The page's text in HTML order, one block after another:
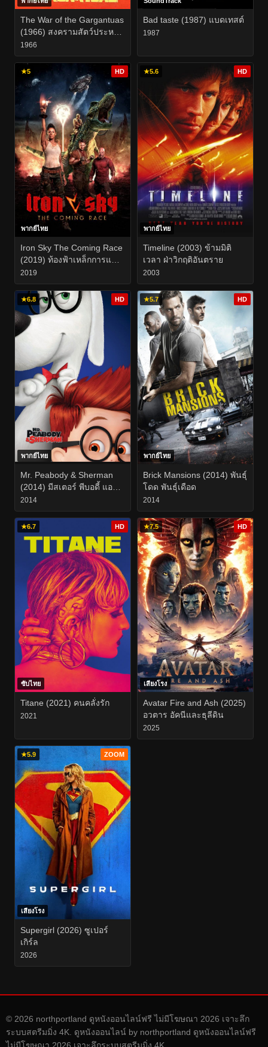
The War of the Gargantuas
(1966) สงครามสัตว์ประหลา
ดแฟรงเกนสไตน์
1966
Bad taste (1987) แบดเทสต์
1987
★5 HD
พากย์ไทย
Iron Sky The Coming Race
(2019) ท้องฟ้าเหล็กการแข่ง
ขันที่กําลังจะมาถึง
2019
★5.6 HD
พากย์ไทย
Timeline (2003) ข้ามมิติ
เวลา ฝ่าวิกฤติอันตราย
2003
★6.8 HD
พากย์ไทย
Mr. Peabody & Sherman
(2014) มีสเตอร์ พีบอดี้ แอนด์
เชอร์แมน
2014
★5.7 HD
พากย์ไทย
Brick Mansions (2014) พันธุ์
โดด พันธุ์เดือด
2014
★6.7 HD
ซับไทย
Titane (2021) คนคลั่งรัก
2021
★7.5 HD
เสียงโรง
Avatar Fire and Ash (2025)
อวตาร อัคนีและธุลีดิน
2025
★5.9 ZOOM
เสียงโรง
Supergirl (2026) ซูเปอร์
เกิร์ล
2026
© 2026 northportland ดูหนังออนไลน์ฟรี ไม่มีโฆษณา 2026 เจาะลึก
ระบบสตรีมมิ่ง 4K. ดูหนังออนไลน์ by northportland ดูหนังออนไลน์ฟรี